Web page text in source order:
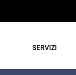
SERVIZI